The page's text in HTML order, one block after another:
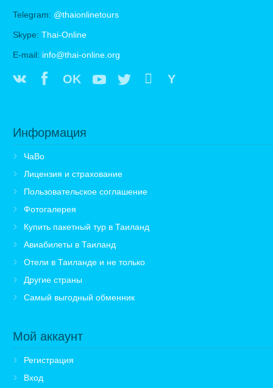
Telegram: @thaionlinetours
Skype:Thai-Online
E-mail: info@thai-online.org
OK Y
Информация
ЧаВо
Лицензия и страхование
Пользовательское соглашение
Фотогалерея
Купить пакетный тур в Таиланд
Авиабилеты в Таиланд
Отели в Таиланде и не только
Другие страны
Самый выгодный обменник
Мой аккаунт
Регистрация
Вход